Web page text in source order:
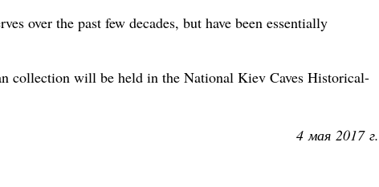
over the past few decades, but have been essentially
collection will be held in the National Kiev Caves Historical-
4 мая 2017 г.